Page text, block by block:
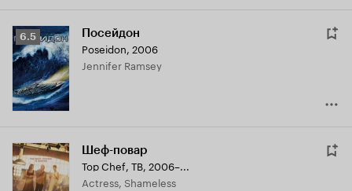
Рейтинг
Кинопоиска
6.5
6.5 Посейдон
Poseidon, 2006
Jennifer Ramsey
Шеф-повар
Top Chef, ТВ, 2006–...
Actress, Shameless